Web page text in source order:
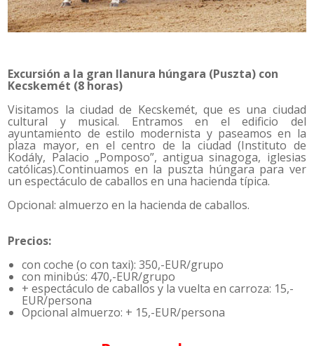
Excursión a la gran llanura húngara (Puszta) con
Kecskemét (8 horas)
Visitamos la ciudad de Kecskemét, que es una ciudad
cultural y musical. Entramos en el edificio del
ayuntamiento de estilo modernista y paseamos en la
plaza mayor, en el centro de la ciudad (Instituto de
Kodály, Palacio „Pomposo”, antigua sinagoga, iglesias
católicas).Continuamos en la puszta húngara para ver
un espectáculo de caballos en una hacienda típica.
Opcional: almuerzo en la hacienda de caballos.
Precios:
con coche (o con taxi): 350,-EUR/grupo
con minibús: 470,-EUR/grupo
+ espectáculo de caballos y la vuelta en carroza: 15,-
EUR/persona
Opcional almuerzo: + 15,-EUR/persona